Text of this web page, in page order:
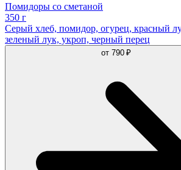
Помидоры со сметаной
350 г
Серый хлеб, помидор, огурец, красный
зеленый лук, укроп, черный перец
от 790 ₽